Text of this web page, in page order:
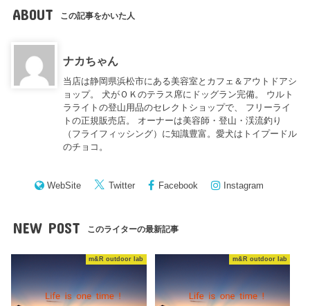
ABOUT この記事をかいた人
ナカちゃん
当店は静岡県浜松市にある美容室とカフェ＆アウトドアシ
ョップ。 犬がＯＫのテラス席にドッグラン完備。 ウルト
ラライトの登山用品のセレクトショップで、 フリーライ
トの正規販売店。 オーナーは美容師・登山・渓流釣り
（フライフィッシング）に知識豊富。愛犬はトイプードル
のチョコ。
WebSite Twitter Facebook Instagram
NEW POST このライターの最新記事
m&R outdoor lab m&R outdoor lab